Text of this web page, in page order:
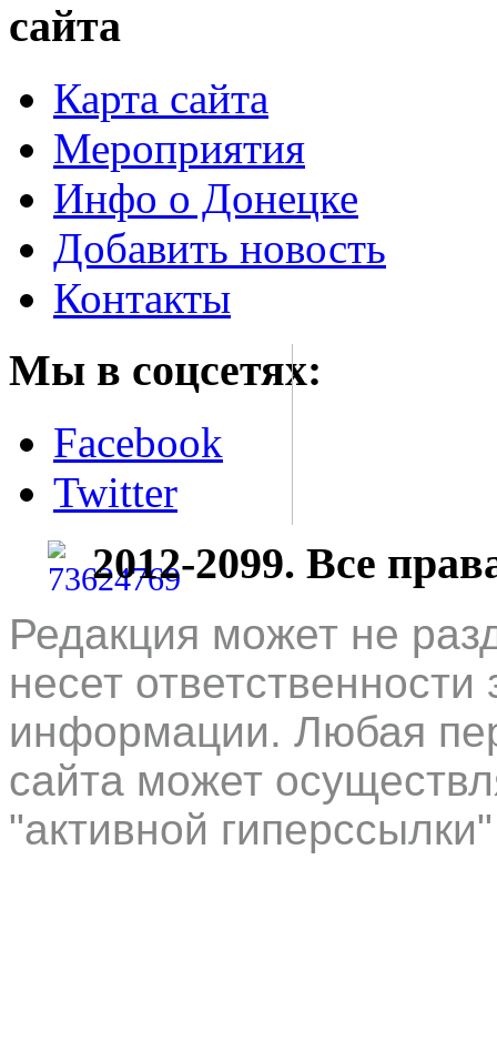
сайта
Карта сайта
Мероприятия
Инфо о Донецке
Добавить новость
Контакты
Мы в соцсетях:
Facebook
Twitter
2012-2099. Все
Редакция может не
несет
информации. Любая
сайта может
"активной